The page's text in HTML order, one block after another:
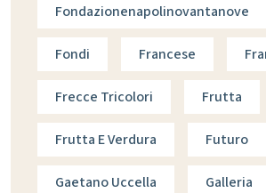
Fondazionenapolinovantanove
Fondi Francese
Frecce Tricolori Frutta
Frutta E Verdura Futuro
Gaetano Uccella Galleria